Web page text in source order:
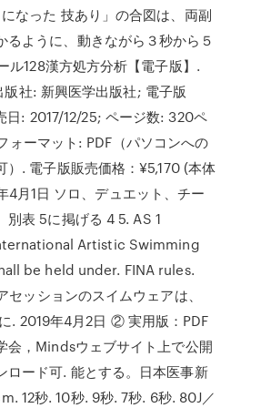
なった 技あり」の合図は、両副
るように、動きながら３秒から５
ル128漢方処方分析【電子版】.
版社: 新興医学出版社; 電子版
日: 2017/12/25; ページ数: 320ペ
ォーマット: PDF（パソコンへの
）. 電子版販売価格：¥5,170 (本体
月1日 ソロ、デュエット、チー
別表 5に掲げる 4 5. AS 1
Artistic Swimming
be held under. FINA rules.
ッションのスイムウェアは、
. 2019年4月2日 ② 実用版：PDF
会，Mindsウェブサイト上で公開
ロード可. 能とする。日本医事新
12秒. 10秒. 9秒. 7秒. 6秒. 80J／